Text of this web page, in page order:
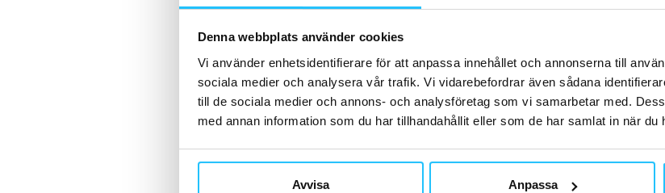
Denna webbplats använder cookies
Vi använder enhetsidentifierare för att anpassa innehållet och annonserna till
sociala medier och analysera vår trafik. Vi vidarebefordrar även sådana
till de sociala medier och annons- och analysföretag som vi samarbetar med.
med annan information som du har tillhandahållit eller som de har samlat in när du
Avvisa Anpassa
imponerande förmåga att behålla...